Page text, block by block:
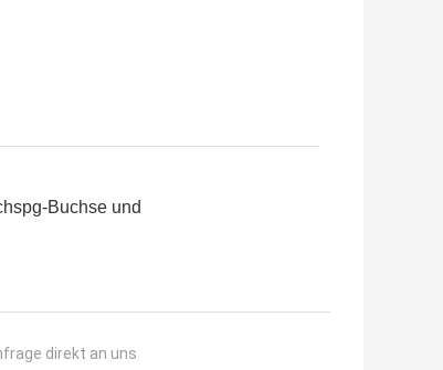
Buchse und
direkt an uns